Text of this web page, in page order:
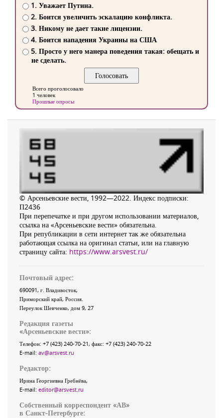
1. Уважает Путина.
2. Боится увеличить эскалацию конфликта.
3. Никому не дает такие лицензии.
4. Боится нападения Украины на США
5. Просто у него манера поведения такая: обещать и
не сделать.
Всего проголосовало
1 человек
Прошлые опросы
© Арсеньевские вести, 1992—2022. Индекс подписки:
П2436
При перепечатке и при другом использовании материалов,
ссылка на «Арсеньевские вести» обязательна.
При републикации в сети интернет так же обязательна
работающая ссылка на оригинал статьи, или на главную
страницу сайта: https://www.arsvest.ru/
Почтовый адрес:
690091, г. Владивосток,
Приморский край, Россия
Переулок Шевченко, дом 9, 27
Редакция газеты
«Арсеньевские вести»:
Телефон: +7 (423) 240-70-21, факс: +7 (423) 240-70-22
E-mail: av@arsvest.ru
Редактор:
Ирина Георгиевна Гребнёва,
E-mail: editor@arsvest.ru
Собственный корреспондент «АВ»
в Санкт-Петербурге: